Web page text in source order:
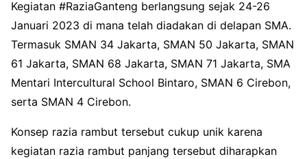
Kegiatan #RaziaGanteng berlangsung sejak 24-26
Januari 2023 di mana telah diadakan di delapan SMA.
Termasuk SMAN 34 Jakarta, SMAN 50 Jakarta, SMAN
61 Jakarta, SMAN 68 Jakarta, SMAN 71 Jakarta, SMA
Mentari Intercultural School Bintaro, SMAN 6 Cirebon,
serta SMAN 4 Cirebon.
Konsep razia rambut tersebut cukup unik karena
kegiatan razia rambut panjang tersebut diharapkan